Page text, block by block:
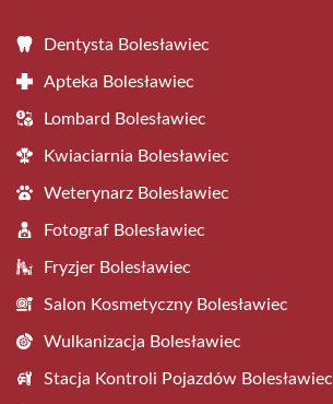
Dentysta Bolesławiec
Apteka Bolesławiec
Lombard Bolesławiec
Kwiaciarnia Bolesławiec
Weterynarz Bolesławiec
Fotograf Bolesławiec
Fryzjer Bolesławiec
Salon Kosmetyczny Bolesławiec
Wulkanizacja Bolesławiec
Stacja Kontroli Pojazdów Bolesławiec